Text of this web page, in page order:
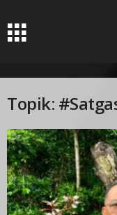
Topik: